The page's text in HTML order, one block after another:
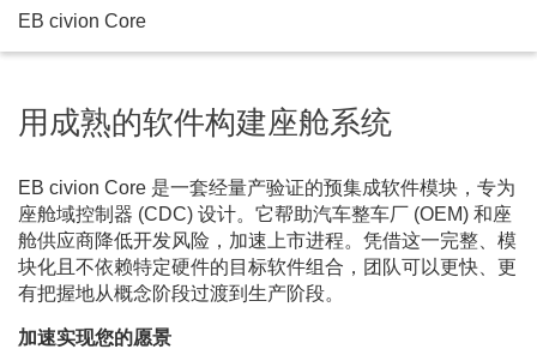
EB civion Core
用成熟的软件构建座舱系统
EB civion Core 是一套经量产验证的预集成软件模块，专为
座舱域控制器 (CDC) 设计。它帮助汽车整车厂 (OEM) 和座
舱供应商降低开发风险，加速上市进程。凭借这一完整、模
块化且不依赖特定硬件的目标软件组合，团队可以更快、更
有把握地从概念阶段过渡到生产阶段。
加速实现您的愿景